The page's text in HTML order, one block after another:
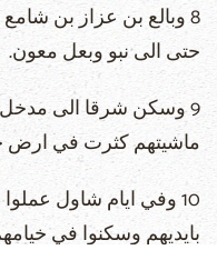
8 وبالع بن عزاز بن
حتى الى نبو وبعل معون.
9 وسكن شرقا الى مدخل
ماشيتهم كثرت في ارض
10 وفي ايام شاول
بايديهم وسكنوا في